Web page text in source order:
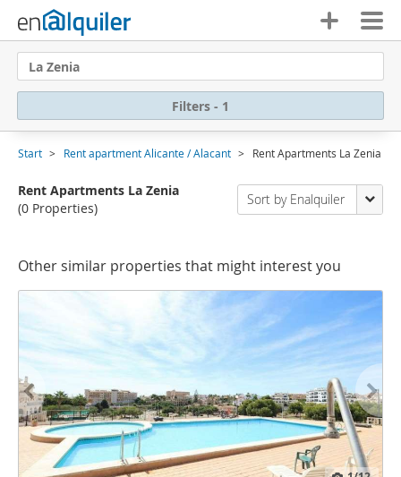
La Zenia
Filters - 1
Start Rent apartment Alicante / Alacant Rent Apartments La Zenia
Rent Apartments La Zenia
(0 Properties)
Sort by Enalquiler
Other similar properties that might interest you